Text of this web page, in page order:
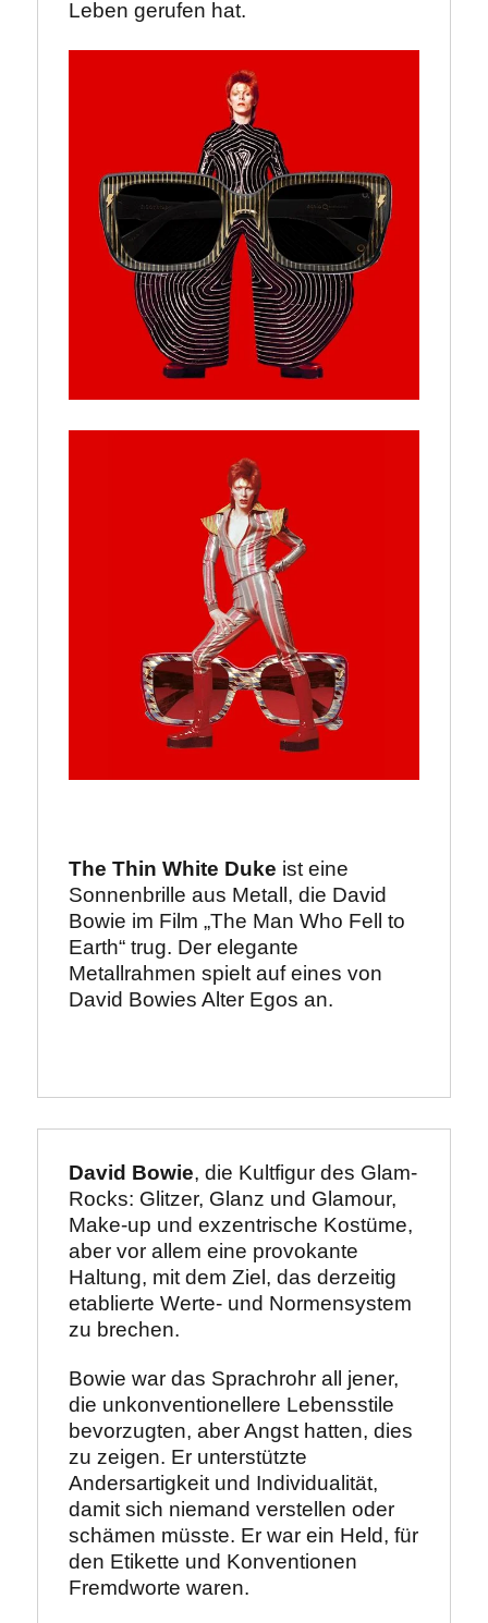
Leben gerufen hat.
The Thin White Duke ist eine
Sonnenbrille aus Metall, die David
Bowie im Film „The Man Who Fell to
Earth“ trug. Der elegante
Metallrahmen spielt auf eines von
David Bowies Alter Egos an.
David Bowie, die Kultfigur des Glam-
Rocks: Glitzer, Glanz und Glamour,
Make-up und exzentrische Kostüme,
aber vor allem eine provokante
Haltung, mit dem Ziel, das derzeitig
etablierte Werte- und Normensystem
zu brechen.
Bowie war das Sprachrohr all jener,
die unkonventionellere Lebensstile
bevorzugten, aber Angst hatten, dies
zu zeigen. Er unterstützte
Andersartigkeit und Individualität,
damit sich niemand verstellen oder
schämen müsste. Er war ein Held, für
den Etikette und Konventionen
Fremdworte waren.